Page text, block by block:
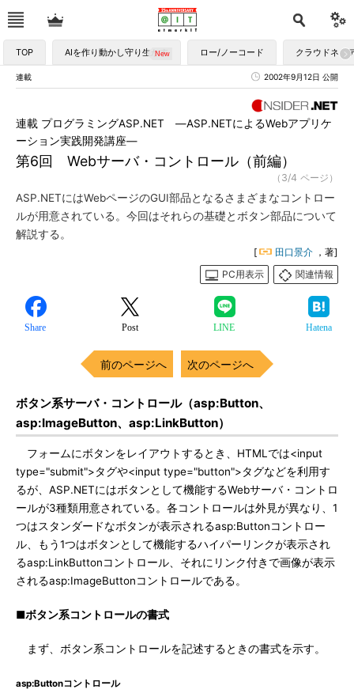
TOP AIを作り動かし守り生かす ロー/ノーコード クラウドネイ
連載 2002年9月12日 公開
第6回 Webサーバ・コントロール（前編）
連載 プログラミングASP.NET ―ASP.NETによるWebアプリケ
ーション実践開発講座―
（3/4 ページ）
ASP.NETにはWebページのGUI部品となるさまざまなコントロー
ルが用意されている。今回はそれらの基礎とボタン部品について
解説する。
[ 田口景介 ，著]
PC用表示
関連情報
Share Post LINE Hatena
前のページへ 次のページへ
ボタン系サーバ・コントロール（asp:Button、
asp:ImageButton、asp:LinkButton）
フォームにボタンをレイアウトするとき、HTMLでは<input
type="submit">タグや<input type="button">タグなどを利用す
るが、ASP.NETにはボタンとして機能するWebサーバ・コントロ
ールが3種類用意されている。各コントロールは外見が異なり、1
つはスタンダードなボタンが表示されるasp:Buttonコントロー
ル、もう1つはボタンとして機能するハイパーリンクが表示され
るasp:LinkButtonコントロール、それにリンク付きで画像が表示
されるasp:ImageButtonコントロールである。
■ボタン系コントロールの書式
まず、ボタン系コントロールを記述するときの書式を示す。
asp:Buttonコントロール